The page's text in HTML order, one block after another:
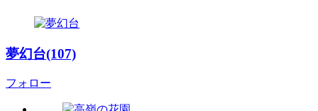
夢幻台(107)
フォロー